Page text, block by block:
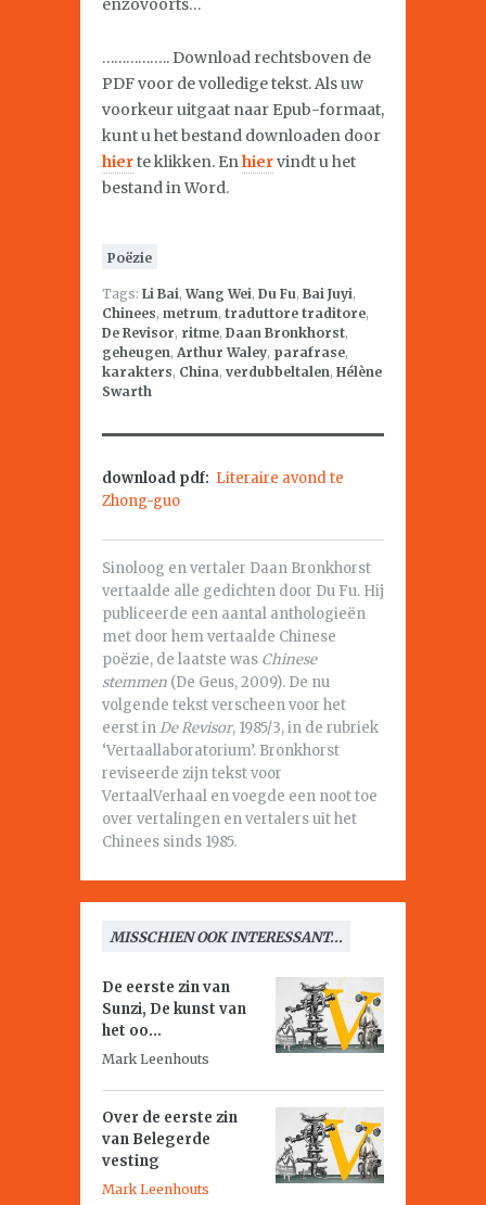
enzovoorts…
…………….. Download rechtsboven de
PDF voor de volledige tekst. Als uw
voorkeur uitgaat naar Epub-formaat,
kunt u het bestand downloaden door
hierte klikken. Enhiervindt u het
bestand in Word.
Poëzie
Tags: Li Bai,Wang Wei, Du Fu, Bai Juyi,
Chinees, metrum, traduttore traditore,
De Revisor, ritme, Daan Bronkhorst,
geheugen, Arthur Waley, parafrase,
karakters, China, verdubbeltalen, Hélène
Swarth
download pdf: Literaire avond te
Zhong-guo
Sinoloog en vertaler Daan Bronkhorst
vertaalde alle gedichten door Du Fu. Hij
publiceerde een aantal anthologieën
met door hem vertaalde Chinese
poëzie, de laatste was Chinese
stemmen (De Geus, 2009). De nu
volgende tekst verscheen voor het
eerst inDe Revisor, 1985/3, in de rubriek
‘Vertaallaboratorium’. Bronkhorst
reviseerde zijn tekst voor
VertaalVerhaal en voegde een noot toe
over vertalingen en vertalers uit het
Chinees sinds 1985.
MISSCHIEN OOK INTERESSANT...
De eerste zin van
Sunzi, De kunst van
het oo...
Mark Leenhouts
Over de eerste zin
van Belegerde
vesting
Mark Leenhouts